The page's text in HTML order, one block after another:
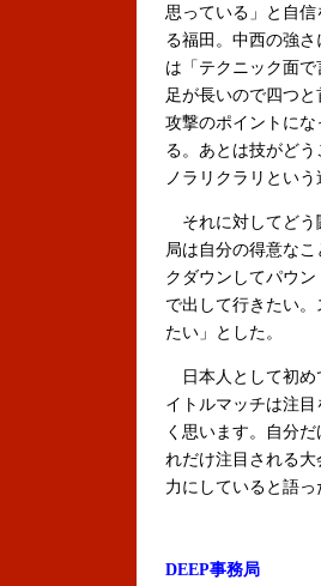
思っている」と自信
る福田。中西の強さ
は「テクニック面で
足が長いので四つと
攻撃のポイントにな
る。あとは技がどう
ノラリクラリとい
それに対してどう
局は自分の得意な
クダウンしてパウ
で出して行きたい
たい」とした。
日本人として初め
イトルマッチは注
く思います。自分
れだけ注目される
力にしていると語っ
DEEP事務局